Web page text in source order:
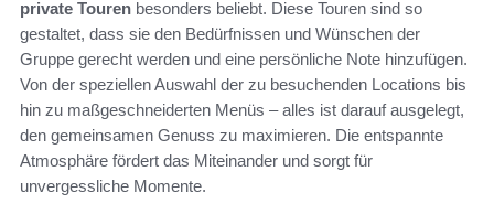
private Touren besonders beliebt. Diese Touren sind so
gestaltet, dass sie den Bedürfnissen und Wünschen der
Gruppe gerecht werden und eine persönliche Note hinzufügen.
Von der speziellen Auswahl der zu besuchenden Locations bis
hin zu maßgeschneiderten Menüs – alles ist darauf ausgelegt,
den gemeinsamen Genuss zu maximieren. Die entspannte
Atmosphäre fördert das Miteinander und sorgt für
unvergessliche Momente.